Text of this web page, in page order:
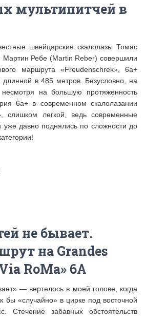
мультипитчей в
швейцарские скалолазы Томас
Ребе (Martin Reber) совершили
маршрута «Freudenschrek», 6а+
длинной в 485 метров. Безусловно, на
на большую протяженность
6а+ в современном скалолазании
слишком легкой, ведь современные
уже давно поднялись по сложности до
не бывает.
на Grandes
RoMa» 6А
— вертелось в моей голове, когда
бы «случайно» в цирке под восточной
Стечение забавных обстоятельств